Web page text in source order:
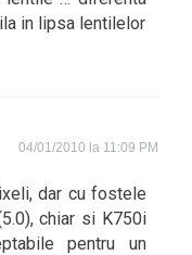
in lipsa lentilelor
04/01/2010 la 11:09 PM
dar cu fostele
chiar si K750i
pentru un